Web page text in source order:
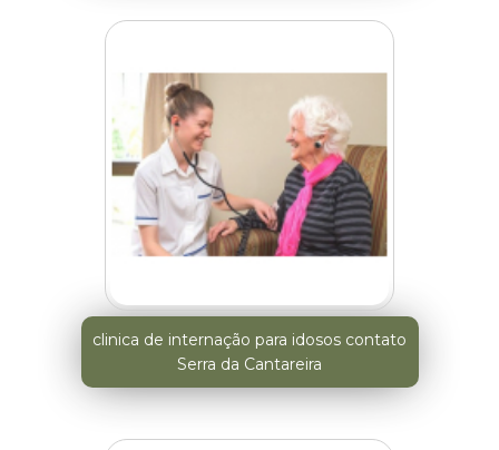
clinica de internação para idosos contato
Serra da Cantareira